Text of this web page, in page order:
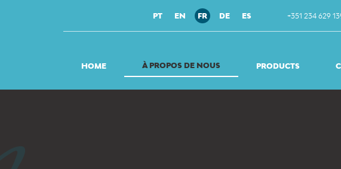
PT EN FR DE ES +351 234 629
HOME À PROPOS DE NOUS PRODUCTS